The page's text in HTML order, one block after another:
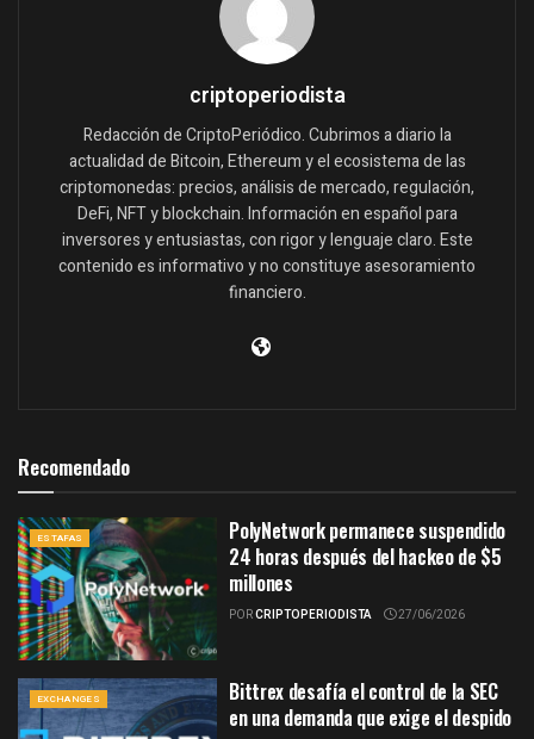
criptoperiodista
Redacción de CriptoPeriódico. Cubrimos a diario la
actualidad de Bitcoin, Ethereum y el ecosistema de las
criptomonedas: precios, análisis de mercado, regulación,
DeFi, NFT y blockchain. Información en español para
inversores y entusiastas, con rigor y lenguaje claro. Este
contenido es informativo y no constituye asesoramiento
financiero.
Recomendado
ESTAFAS
PolyNetwork permanece suspendido
24 horas después del hackeo de $5
millones
PORCRIPTOPERIODISTA 27/06/2026
EXCHANGES
Bittrex desafía el control de la SEC
en una demanda que exige el despido